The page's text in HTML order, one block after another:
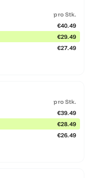
pro Stk.
€40.49
€29.49
€27.49
pro Stk.
€39.49
€28.49
€26.49